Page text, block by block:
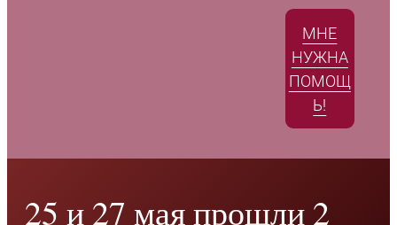
МНЕ
НУЖНА
ПОМОЩ
Ь!
25 и 27 мая прошли 2